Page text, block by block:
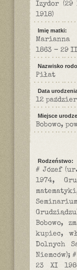
Izydor
1918)
Imię matki:
1863 - 29 II
Nazwisko
Piłat
Data
12
Miejsce
Bobowo,
Rodzeństwo:
# Józef
1974,
Bobowo,
kupiec,
Dolnych
Niemców);
23 XI